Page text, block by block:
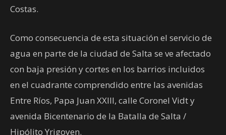
Costas.
Como consecuencia de esta situación el servicio de
agua en parte de la ciudad de Salta se ve afectado
con baja presión y cortes en los barrios incluidos
en el cuadrante comprendido entre las avenidas
Entre Ríos, Papa Juan XXIII, calle Coronel Vidt y
avenida Bicentenario de la Batalla de Salta /
Hipólito Yrigoyen.